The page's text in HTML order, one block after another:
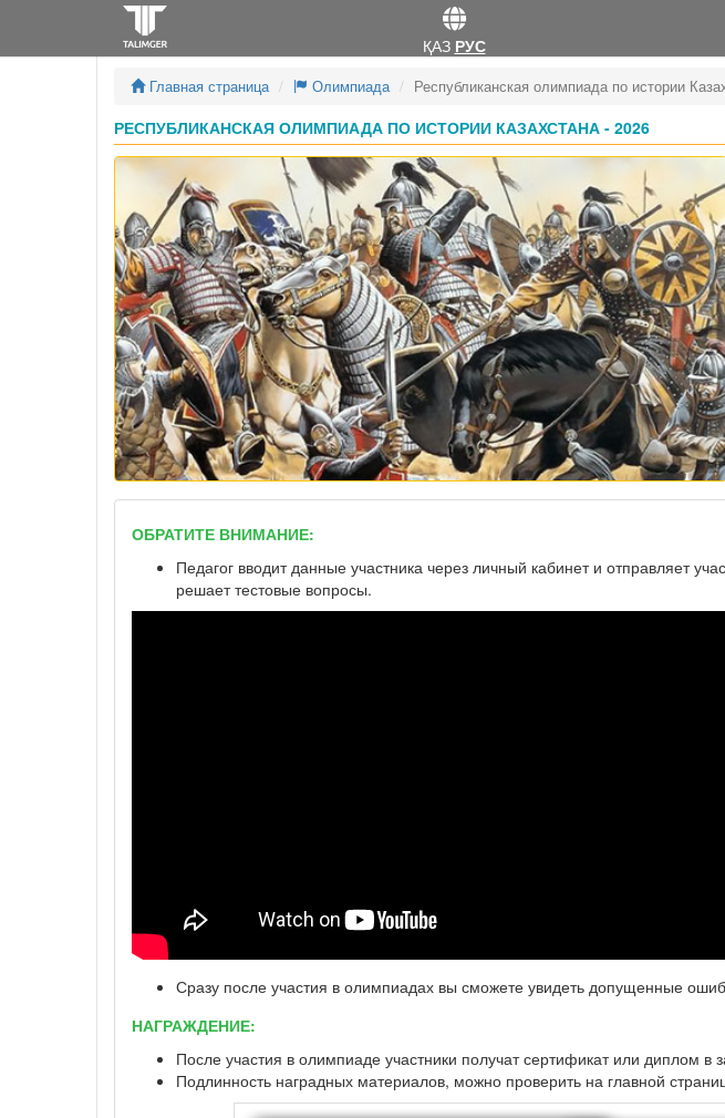
Главная страница Олимпиада Республиканская олимпиада по истории
РЕСПУБЛИКАНСКАЯ ОЛИМПИАДА ПО ИСТОРИИ КАЗАХСТАНА - 2026
ОБРАТИТЕ ВНИМАНИЕ:
Педагог вводит данные участника через личный кабинет и отправляет
решает тестовые вопросы.
Сразу после участия в олимпиадах вы сможете увидеть допущенные
НАГРАЖДЕНИЕ:
После участия в олимпиаде участники получат сертификат или диплом в
Подлинность наградных материалов, можно проверить на главной
ҚАЗ РУС